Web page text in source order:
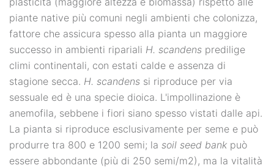
piante native più comuni negli ambienti che colonizza,
fattore che assicura spesso alla pianta un maggiore
successo in ambienti ripariali H. scandens predilige
climi continentali, con estati calde e assenza di
stagione secca. H. scandens si riproduce per via
sessuale ed è una specie dioica. L'impollinazione è
anemofila, sebbene i fiori siano spesso vistati dalle api.
La pianta si riproduce esclusivamente per seme e può
produrre tra 800 e 1200 semi; la soil seed bank può
essere abbondante (più di 250 semi/m2), ma la vitalità